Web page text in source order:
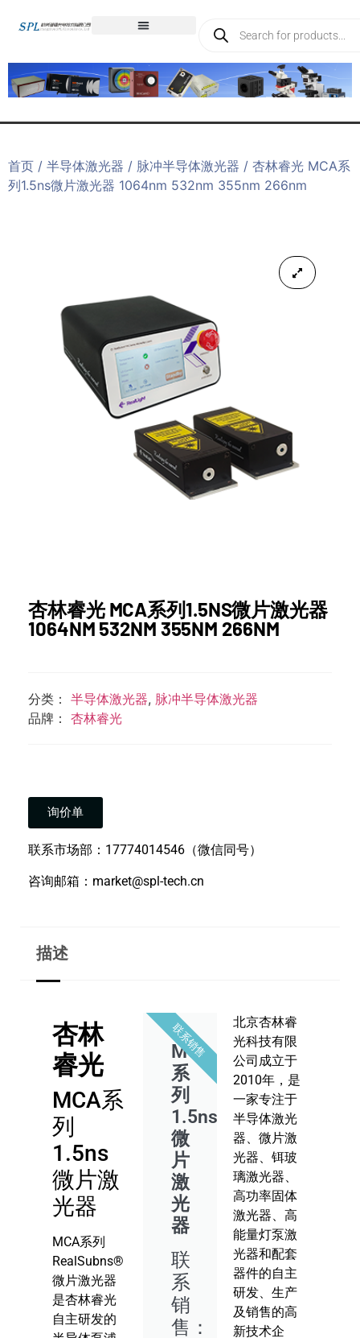
首页 / 半导体激光器 / 脉冲半导体激光器 / 杏林睿光 MCA系
列1.5ns微片激光器 1064nm 532nm 355nm 266nm
杏林睿光 MCA系列1.5NS微片激光器
1064NM 532NM 355NM 266NM
分类： 半导体激光器, 脉冲半导体激光器
品牌： 杏林睿光
询价单
联系市场部：17774014546（微信同号）
咨询邮箱：market@spl-tech.cn
描述
杏林
睿光
MCA系
列
1.5ns
微片激
光器
MCA系列
RealSubns®
微片激光器
是杏林睿光
自主研发的
MCA
系
列
1.5ns
微
片
激
光
器
联
系
销
售：
联系销售
北京杏林睿
光科技有限
公司成立于
2010年，是
一家专注于
半导体激光
器、微片激
光器、铒玻
璃激光器、
高功率固体
激光器、高
能量灯泵激
光器和配套
器件的自主
研发、生产
及销售的高
新技术企